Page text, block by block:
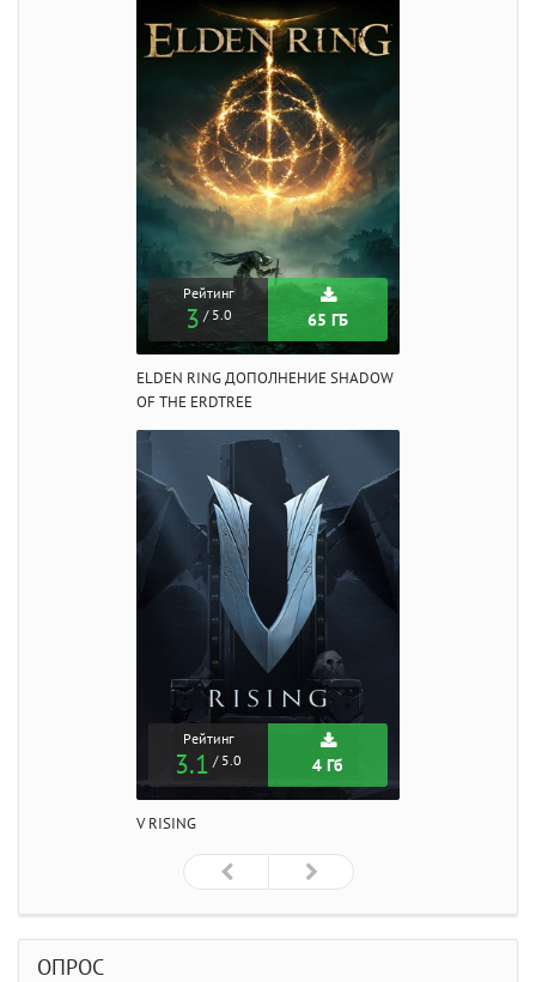
Рейтинг
3 / 5.0 65 ГБ
ELDEN RING ДОПОЛНЕНИЕ SHADOW
OF THE ERDTREE
Рейтинг
3.1 / 5.0 4 Гб
V RISING
ОПРОС